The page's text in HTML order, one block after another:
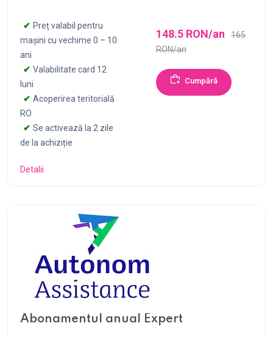
Preț valabil pentru
mașini cu vechime 0 – 10
ani
Valabilitate card 12
luni
Acoperirea teritorială
RO
Se activează la 2 zile
de la achiziție
Detalii
148.5 RON/an
165
RON/an
Cumpără
Abonamentul anual Expert